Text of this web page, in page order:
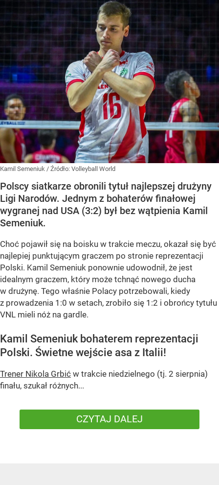
Kamil Semeniuk / Źródło: Volleyball World
Polscy siatkarze obronili tytuł najlepszej drużyny
Ligi Narodów. Jednym z bohaterów finałowej
wygranej nad USA (3:2) był bez wątpienia Kamil
Semeniuk.
Choć pojawił się na boisku w trakcie meczu, okazał się być
najlepiej punktującym graczem po stronie reprezentacji
Polski. Kamil Semeniuk ponownie udowodnił, że jest
idealnym graczem, który może tchnąć nowego ducha
w drużynę. Tego właśnie Polacy potrzebowali, kiedy
z prowadzenia 1:0 w setach, zrobiło się 1:2 i obrońcy tytułu
VNL mieli nóż na gardle.
Kamil Semeniuk bohaterem reprezentacji
Polski. Świetne wejście asa z Italii!
Trener Nikola Grbić w trakcie niedzielnego (tj. 2 sierpnia)
finału, szukał różnych...
CZYTAJ DALEJ